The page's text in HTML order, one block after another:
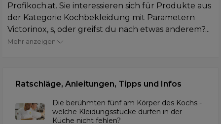
Profikoch.at. Sie interessieren sich für Produkte aus
der Kategorie Kochbekleidung mit Parametern
Victorinox, s, oder greifst du nach etwas anderem?...
Mehr anzeigen
Ratschläge, Anleitungen, Tipps und Infos
Die berühmten fünf am Körper des Kochs -
welche Kleidungsstücke dürfen in der
Küche nicht fehlen?